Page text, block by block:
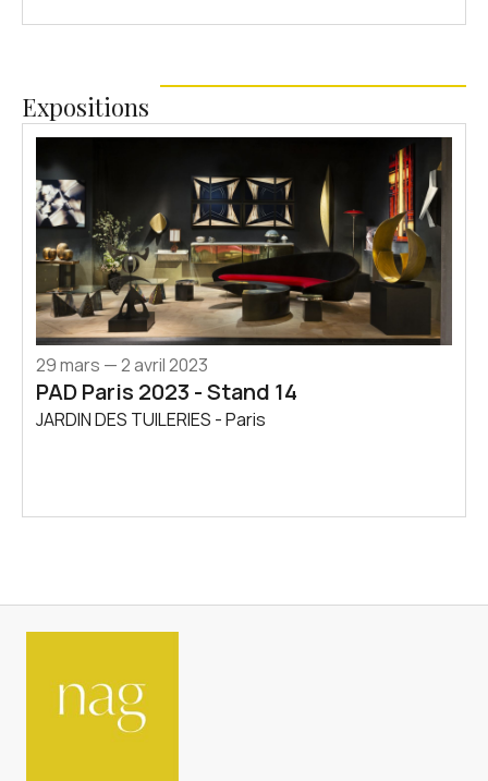
Expositions
29 mars — 2 avril 2023
PAD Paris 2023 - Stand 14
JARDIN DES TUILERIES - Paris